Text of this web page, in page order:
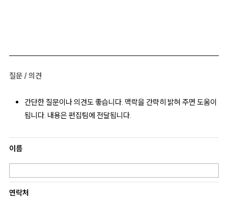
질문 / 의견
간단한 질문이나 의견도 좋습니다. 맥락을 간략히 밝혀 주면 도움이
됩니다. 내용은 편집팀에 전달됩니다.
이름
연락처